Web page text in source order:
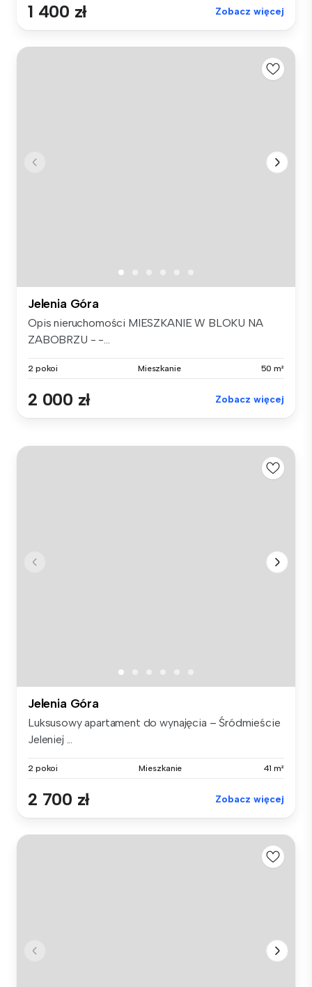
1 400 zł Zobacz więcej
Jelenia Góra
Opis nieruchomości MIESZKANIE W BLOKU NA
ZABOBRZU - -...
2 pokoi Mieszkanie 50 m²
2 000 zł Zobacz więcej
Jelenia Góra
Luksusowy apartament do wynajęcia – Śródmieście
Jeleniej ...
2 pokoi Mieszkanie 41 m²
2 700 zł Zobacz więcej